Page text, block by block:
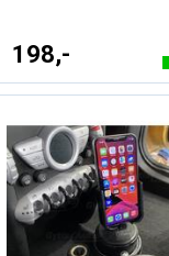
198,-